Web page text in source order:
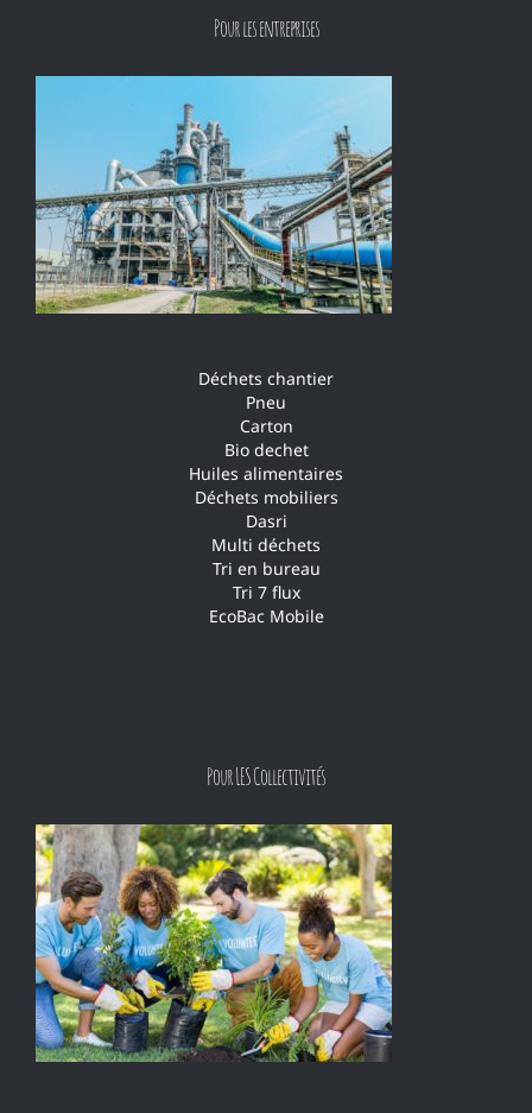
Pour les entreprises
Déchets chantier
Pneu
Carton
Bio dechet
Huiles alimentaires
Déchets mobiliers
Dasri
Multi déchets
Tri en bureau
Tri 7 flux
EcoBac Mobile
Pour LES Collectivités